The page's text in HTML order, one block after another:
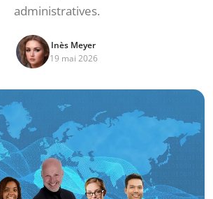
administratives.
Inès Meyer
19 mai 2026